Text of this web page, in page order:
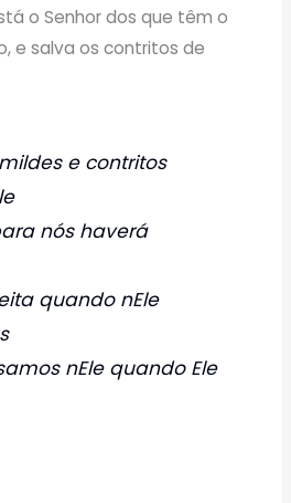
o Senhor dos que têm o
e salva os contritos de
e contritos
nós haverá
quando nEle
nEle quando Ele